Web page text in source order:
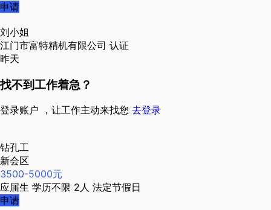
申请
刘小姐
江门市富特精机有限公司 认证
昨天
找不到工作着急？
登录账户 ，让工作主动来找您 去登录
钻孔工
新会区
3500-5000元
应届生 学历不限 2人 法定节假日
申请